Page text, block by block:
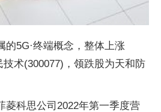
的5G·终端概念，整体上涨
术(300077)，领跌股为天和防
菱科思公司2022年第一季度营